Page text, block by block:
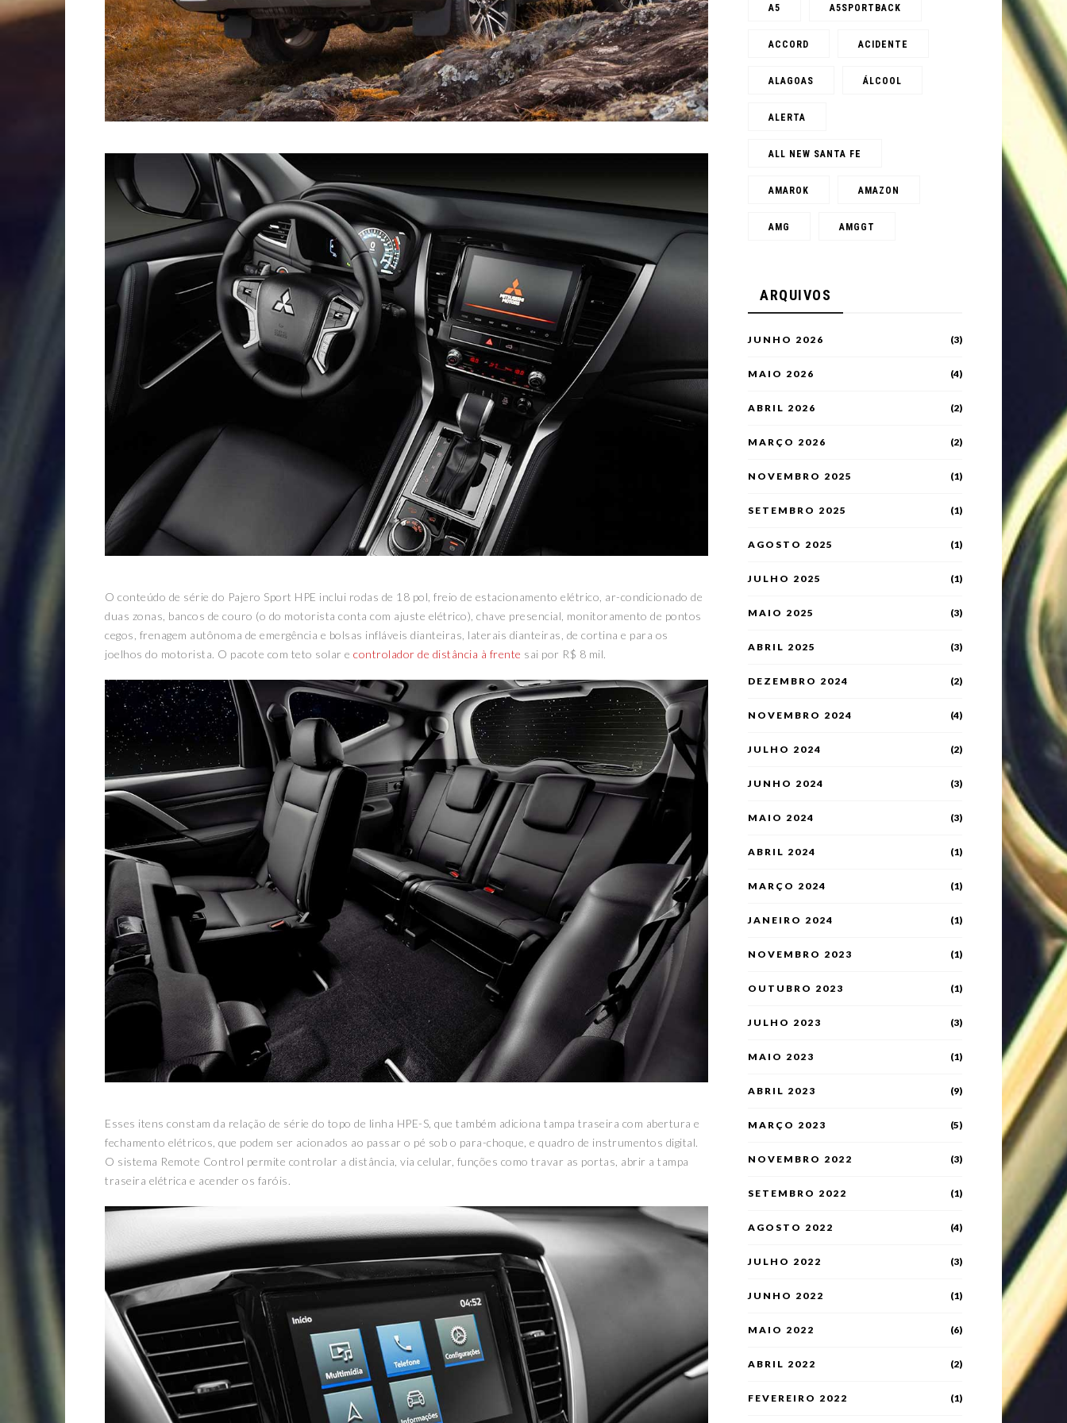
O conteúdo de série do Pajero Sport HPE inclui rodas de 18 pol, freio de estacionamento elétrico, ar-condicionado de
duas zonas, bancos de couro (o do motorista conta com ajuste elétrico), chave presencial, monitoramento de pontos
cegos, frenagem autônoma de emergência e bolsas infláveis dianteiras, laterais dianteiras, de cortina e para os
joelhos do motorista. O pacote com teto solar e controlador de distância à frente sai por R$ 8 mil.
Esses itens constam da relação de série do topo de linha HPE-S, que também adiciona tampa traseira com abertura e
fechamento elétricos, que podem ser acionados ao passar o pé sob o para-choque, e quadro de instrumentos digital.
O sistema Remote Control permite controlar a distância, via celular, funções como travar as portas, abrir a tampa
traseira elétrica e acender os faróis.
A5 A5SPORTBACK
ACCORD ACIDENTE
ALAGOAS ÁLCOOL
ALERTA
ALL NEW SANTA FE
AMAROK AMAZON
AMG AMGGT
ARQUIVOS
JUNHO 2026 (3)
MAIO 2026 (4)
ABRIL 2026 (2)
MARÇO 2026 (2)
NOVEMBRO 2025 (1)
SETEMBRO 2025 (1)
AGOSTO 2025 (1)
JULHO 2025 (1)
MAIO 2025 (3)
ABRIL 2025 (3)
DEZEMBRO 2024 (2)
NOVEMBRO 2024 (4)
JULHO 2024 (2)
JUNHO 2024 (3)
MAIO 2024 (3)
ABRIL 2024 (1)
MARÇO 2024 (1)
JANEIRO 2024 (1)
NOVEMBRO 2023 (1)
OUTUBRO 2023 (1)
JULHO 2023 (3)
MAIO 2023 (1)
ABRIL 2023 (9)
MARÇO 2023 (5)
NOVEMBRO 2022 (3)
SETEMBRO 2022 (1)
AGOSTO 2022 (4)
JULHO 2022 (3)
JUNHO 2022 (1)
MAIO 2022 (6)
ABRIL 2022 (2)
FEVEREIRO 2022 (1)